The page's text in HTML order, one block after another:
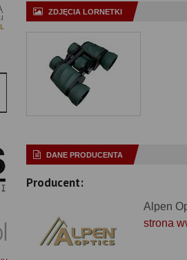
ZDJĘCIA LORNETKI
DANE PRODUCENTA
Producent:
Alpen
strona